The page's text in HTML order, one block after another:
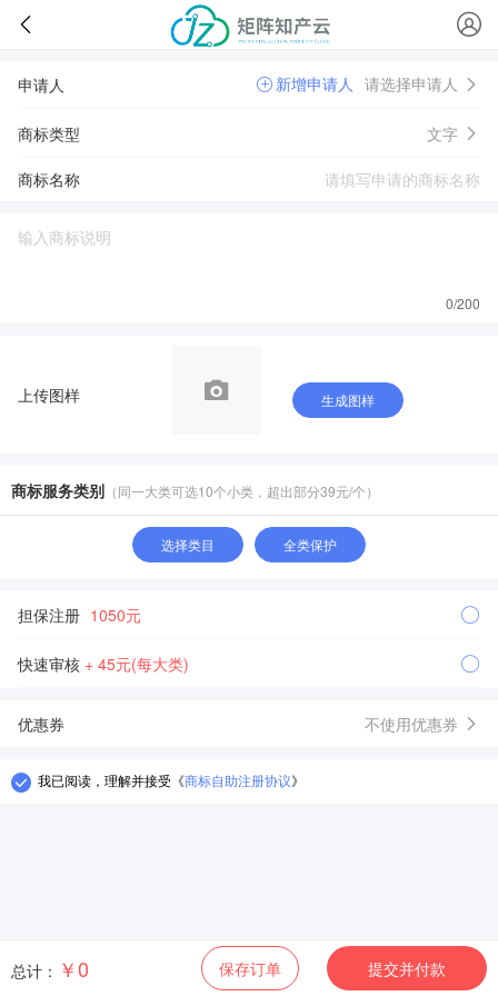
申请人 新增申请人 请选择申请人
商标类型 文字
商标名称
0/200
上传图样 生成图样
商标服务类别 （同一大类可选10个小类，超出部分39元/个）
选择类目 全类保护
担保注册 1050元
快速审核 + 45元(每大类)
优惠券 不使用优惠券
我已阅读，理解并接受 《商标自助注册协议》
总计： ￥0 保存订单 提交并付款